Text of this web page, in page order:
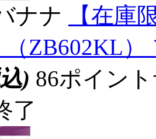
ナナ
【在庫
（ZB602KL
) 86ポイン
了